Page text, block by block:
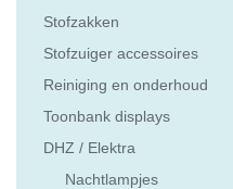
Stofzakken
Stofzuiger accessoires
Reiniging en onderhoud
Toonbank displays
DHZ / Elektra
Nachtlampjes